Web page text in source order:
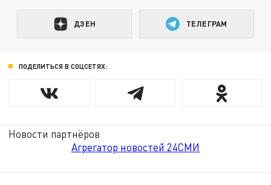
ДЗЕН ТЕЛЕГРАМ
ПОДЕЛИТЬСЯ В СОЦСЕТЯХ:
Новости партнёров
Агрегатор новостей 24СМИ